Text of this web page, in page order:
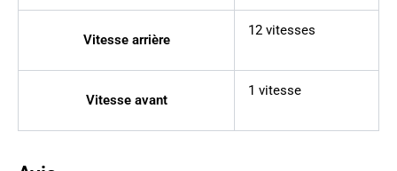
Vitesse arrière
12 vitesses
Vitesse avant
1 vitesse